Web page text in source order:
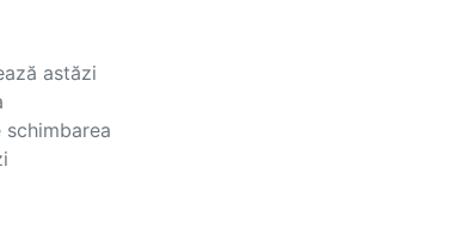
astăzi
schimbarea